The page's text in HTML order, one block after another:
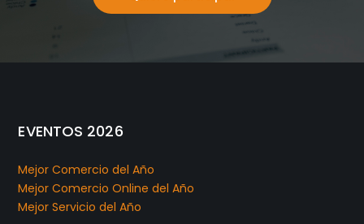
EVENTOS 2026
Mejor Comercio del Año
Mejor Comercio Online del Año
Mejor Servicio del Año